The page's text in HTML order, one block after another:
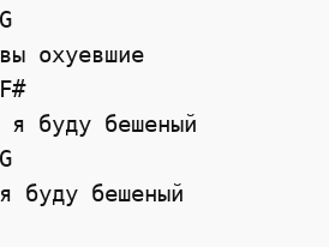
G
охуевшие
F#
буду бешеный
G
буду бешеный